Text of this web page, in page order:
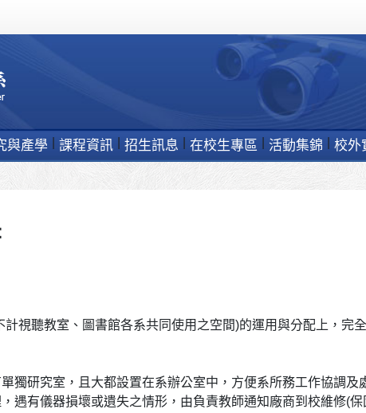
與產學 課程資訊 招生訊息 在校生專區 活動集錦 校外
視聽教室、圖書館各系共同使用之空間)的運用與分配上，完
獨研究室，且大都設置在系辦公室中，方便系所務工作協調及
遇有儀器損壞或遺失之情形，由負責教師通知廠商到校維修(